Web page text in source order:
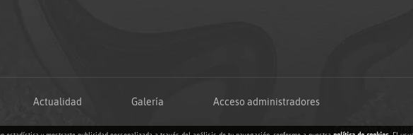
Actualidad Galería Acceso administradores
Copyright © 2018